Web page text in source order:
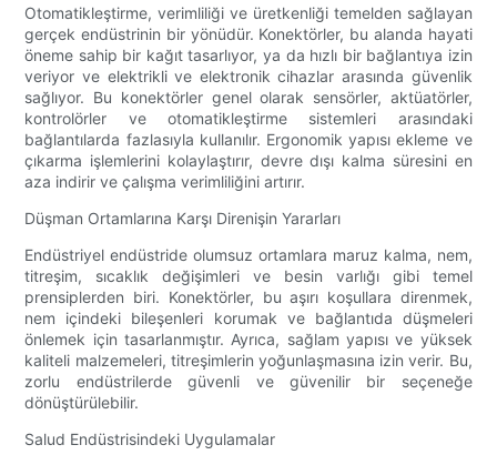
Otomatikleştirme, verimliliği ve üretkenliği temelden sağlayan
gerçek endüstrinin bir yönüdür. Konektörler, bu alanda hayati
öneme sahip bir kağıt tasarlıyor, ya da hızlı bir bağlantıya izin
veriyor ve elektrikli ve elektronik cihazlar arasında güvenlik
sağlıyor. Bu konektörler genel olarak sensörler, aktüatörler,
kontrolörler ve otomatikleştirme sistemleri arasındaki
bağlantılarda fazlasıyla kullanılır. Ergonomik yapısı ekleme ve
çıkarma işlemlerini kolaylaştırır, devre dışı kalma süresini en
aza indirir ve çalışma verimliliğini artırır.
Düşman Ortamlarına Karşı Direnişin Yararları
Endüstriyel endüstride olumsuz ortamlara maruz kalma, nem,
titreşim, sıcaklık değişimleri ve besin varlığı gibi temel
prensiplerden biri. Konektörler, bu aşırı koşullara direnmek,
nem içindeki bileşenleri korumak ve bağlantıda düşmeleri
önlemek için tasarlanmıştır. Ayrıca, sağlam yapısı ve yüksek
kaliteli malzemeleri, titreşimlerin yoğunlaşmasına izin verir. Bu,
zorlu endüstrilerde güvenli ve güvenilir bir seçeneğe
dönüştürülebilir.
Salud Endüstrisindeki Uygulamalar